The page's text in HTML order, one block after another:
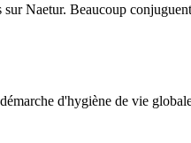
sur Naetur. Beaucoup
d'hygiène de vie